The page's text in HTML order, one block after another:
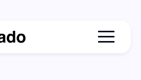
Menu